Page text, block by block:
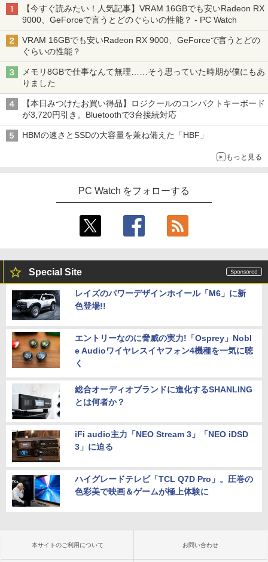
【今すぐ読みたい！人気記事】VRAM 16GBでも安いRadeon RX
9000、GeForceで言うとどのぐらいの性能？ - PC Watch
VRAM 16GBでも安いRadeon RX 9000、GeForceで言うとどの
ぐらいの性能？
メモリ8GBで仕事なんて無理……そう思っていた時期が僕にもあ
りました
【本日みつけたお買い得品】ロジクールのコンパクトキーボード
が3,720円引き。Bluetoothで3台接続対応
HBMの速さとSSDの大容量を兼ね備えた「HBF」
もっと見る
PC Watch をフォローする
Special Site
レイズのパワーデザインホイール「M6」に新
色登場!!
エントリーなのに脅威の実力!「Osprey」Nobl
e Audioワイヤレスイヤフォン4機種を一気に聴
く
総合オーディオブランドに進化するSHANLING
とは何者か？
iFi audio主力「NEO Stream 3」「NEO iDSD
3」に迫る
ハイグレードテレビ「TCL Q7D Pro」。圧巻の
色彩美で映画＆ゲームが極上体験に
本サイトのご利用について お問い合わせ